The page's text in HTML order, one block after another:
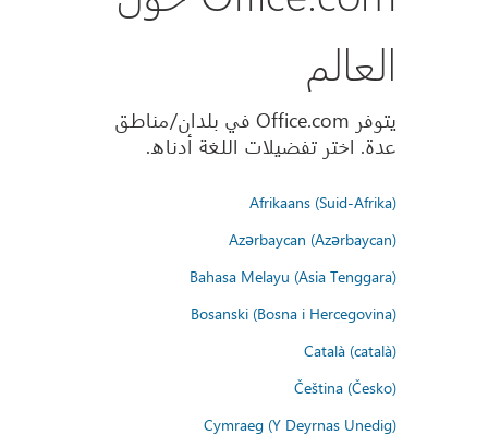
العالم
يتوفر Office.com في بلدان/مناطق
عدة. اختر تفضيلات اللغة أدناه.
Afrikaans (Suid-Afrika)
Azərbaycan (Azərbaycan)
Bahasa Melayu (Asia Tenggara)
Bosanski (Bosna i Hercegovina)
Català (català)
Čeština (Česko)
Cymraeg (Y Deyrnas Unedig)